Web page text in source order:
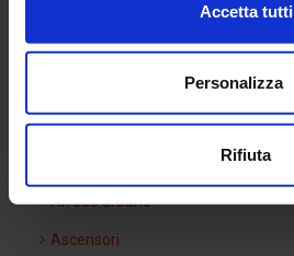
Accetta tutti
Personalizza
Rifiuta
Categorie Blocchi CAD
Arredi interni
Arredo urbano
Ascensori